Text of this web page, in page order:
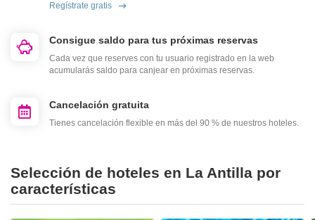
Regístrate gratis
Consigue saldo para tus próximas reservas
Cada vez que reserves con tu usuario registrado en la web
acumularás saldo para canjear en próximas reservas.
Cancelación gratuita
Tienes cancelación flexible en más del 90 % de nuestros hoteles.
Selección de hoteles en La Antilla por
características